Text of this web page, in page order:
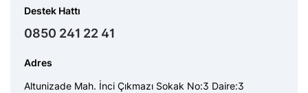
Destek Hattı
0850 241 22 41
Adres
Altunizade Mah. İnci Çıkmazı Sokak No:3 Daire:3